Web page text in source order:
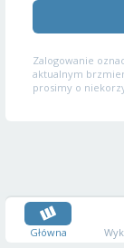
Zalogowanie
aktualnym
prosimy o
Główna